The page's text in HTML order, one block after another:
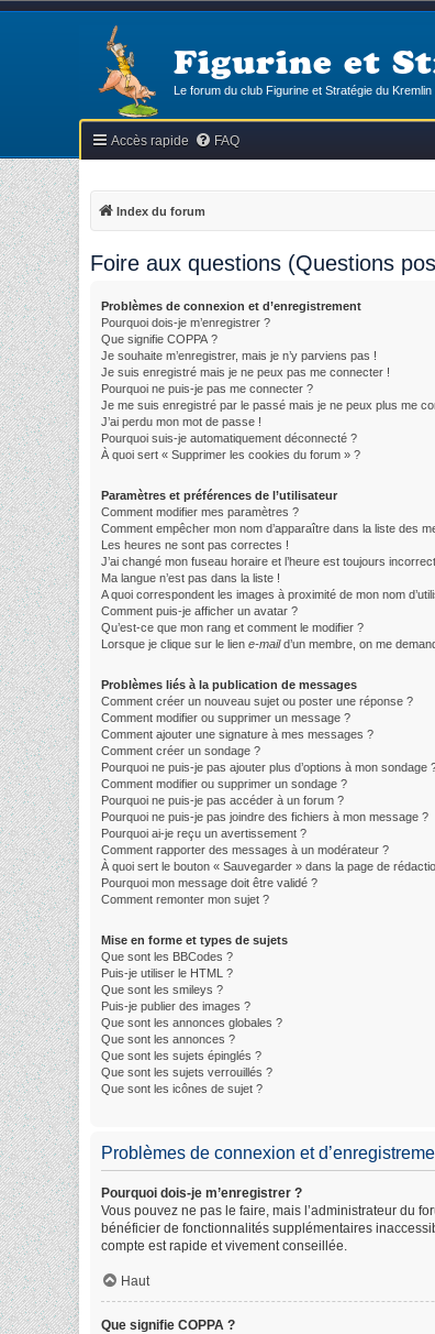
Figurine et
Le forum du club Figurine et Stratégie du Kremlin
Accès rapide FAQ
Index du forum
Foire aux questions (Questions
Problèmes de connexion et d’enregistrement
Pourquoi dois-je m’enregistrer ?
Que signifie COPPA ?
Je souhaite m’enregistrer, mais je n’y parviens pas !
Je suis enregistré mais je ne peux pas me connecter !
Pourquoi ne puis-je pas me connecter ?
Je me suis enregistré par le passé mais je ne peux plus me
J’ai perdu mon mot de passe !
Pourquoi suis-je automatiquement déconnecté ?
À quoi sert « Supprimer les cookies du forum » ?
Paramètres et préférences de l’utilisateur
Comment modifier mes paramètres ?
Comment empêcher mon nom d’apparaître dans la liste des
Les heures ne sont pas correctes !
J’ai changé mon fuseau horaire et l’heure est toujours
Ma langue n’est pas dans la liste !
A quoi correspondent les images à proximité de mon nom
Comment puis-je afficher un avatar ?
Qu’est-ce que mon rang et comment le modifier ?
Lorsque je clique sur le lien e-maild’un membre, on me
Problèmes liés à la publication de messages
Comment créer un nouveau sujet ou poster une réponse ?
Comment modifier ou supprimer un message ?
Comment ajouter une signature à mes messages ?
Comment créer un sondage ?
Pourquoi ne puis-je pas ajouter plus d’options à mon sondage
Comment modifier ou supprimer un sondage ?
Pourquoi ne puis-je pas accéder à un forum ?
Pourquoi ne puis-je pas joindre des fichiers à mon message ?
Pourquoi ai-je reçu un avertissement ?
Comment rapporter des messages à un modérateur ?
À quoi sert le bouton « Sauvegarder » dans la page de
Pourquoi mon message doit être validé ?
Comment remonter mon sujet ?
Mise en forme et types de sujets
Que sont les BBCodes ?
Puis-je utiliser le HTML ?
Que sont les smileys ?
Puis-je publier des images ?
Que sont les annonces globales ?
Que sont les annonces ?
Que sont les sujets épinglés ?
Que sont les sujets verrouillés ?
Que sont les icônes de sujet ?
Problèmes de connexion et
Pourquoi dois-je m’enregistrer ?
Vous pouvez ne pas le faire, mais l’administrateur du
bénéficier de fonctionnalités supplémentaires
compte est rapide et vivement conseillée.
Haut
Que signifie COPPA ?